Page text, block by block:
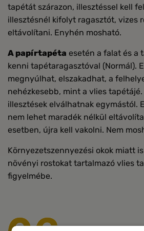
tapétát szárazon, illesztéssel kell
illesztésnél kifolyt ragasztót, vizes
eltávolítani. Enyhén mosható.
A papírtapéta esetén a falat és a
kenni tapétaragasztóval (Normál).
megnyúlhat, elszakadhat, a
nehézkesebb, mint a vlies
illesztések elválhatnak egymástól.
nem lehet maradék nélkül
esetben, újra kell vakolni. Nem
Környezetszennyezési okok miatt
növényi rostokat tartalmazó vlies
figyelmébe.